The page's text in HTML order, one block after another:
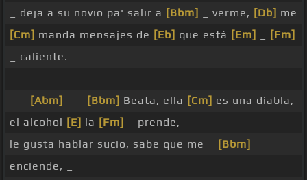
_ deja a su novio pa' salir a [Bbm] _ verme, [Db] me
[Cm] manda mensajes de [Eb] que está [Em]
[Fm]
_ caliente.
[Abm] [Bbm] Beata, ella [Cm] es una diabla,
el alcohol [E] la [Fm]
_ prende,
le gusta hablar sucio, sabe que me _
[Bbm]
enciende, _